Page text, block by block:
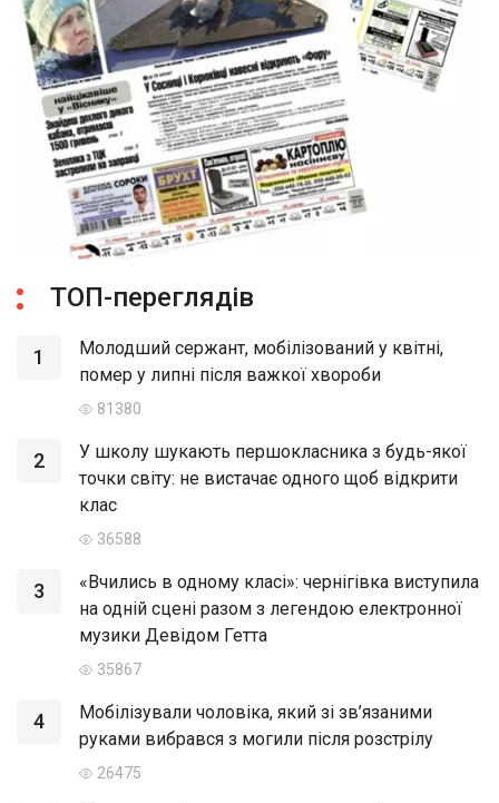
ТОП-переглядів
1
Молодший сержант, мобілізований у квітні,
помер у липні після важкої хвороби
81380
2
У школу шукають першокласника з будь-якої
точки світу: не вистачає одного щоб відкрити
клас
36588
3
«Вчились в одному класі»: чернігівка виступила
на одній сцені разом з легендою електронної
музики Девідом Гетта
35867
4
Мобілізували чоловіка, який зі зв’язаними
руками вибрався з могили після розстрілу
26475